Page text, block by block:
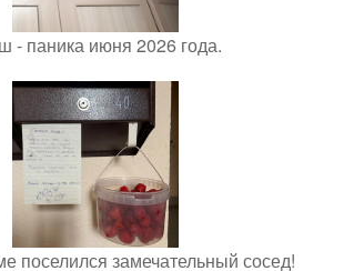
- паника июня 2026 года.
поселился замечательный сосед!